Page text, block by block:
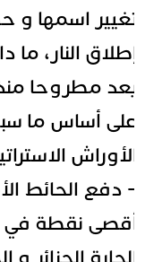
اسمها و
النار، ما
مطروحا
أساس ما
دفع الحائط
نقطة في